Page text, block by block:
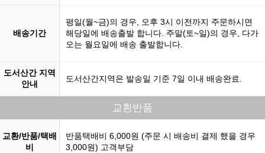
배송기간
평일(월~금)의 경우, 오후 3시 이전까지 주문하시면
해당일에 배송출발 합니다. 주말(토~일)의 경우, 다가
오는 월요일에 배송 출발합니다.
도서산간 지역
안내
도서산간지역은 발송일 기준 7일 이내 배송완료.
교환반품
교환/반품/택배
비
반품택배비 6,000원 (주문 시 배송비 결제 했을 경우
3,000원) 고객부담